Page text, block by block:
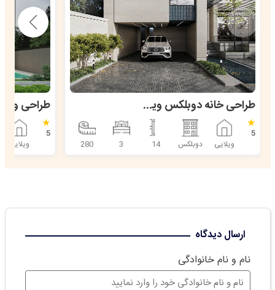
جنگلی دوبلکس،همین حالا با ما تماس بگیرید
و ساخت
پروژه رویایی خود را شروع کنید!
طراحی خانه دوبلکس ویلایی 280 متری در قائمشهر
★
5
ویلایی
دوبلکس 14
3
280
★
5
ویلایی
ارسال دیدگاه
نام و نام خانوادگی